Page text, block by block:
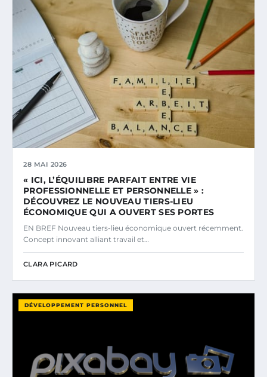
28 MAI 2026
« ICI, L’ÉQUILIBRE PARFAIT ENTRE VIE
PROFESSIONNELLE ET PERSONNELLE » :
DÉCOUVREZ LE NOUVEAU TIERS-LIEU
ÉCONOMIQUE QUI A OUVERT SES PORTES
EN BREF Nouveau tiers-lieu économique ouvert récemment.
Concept innovant alliant travail et…
CLARA PICARD
DÉVELOPPEMENT PERSONNEL